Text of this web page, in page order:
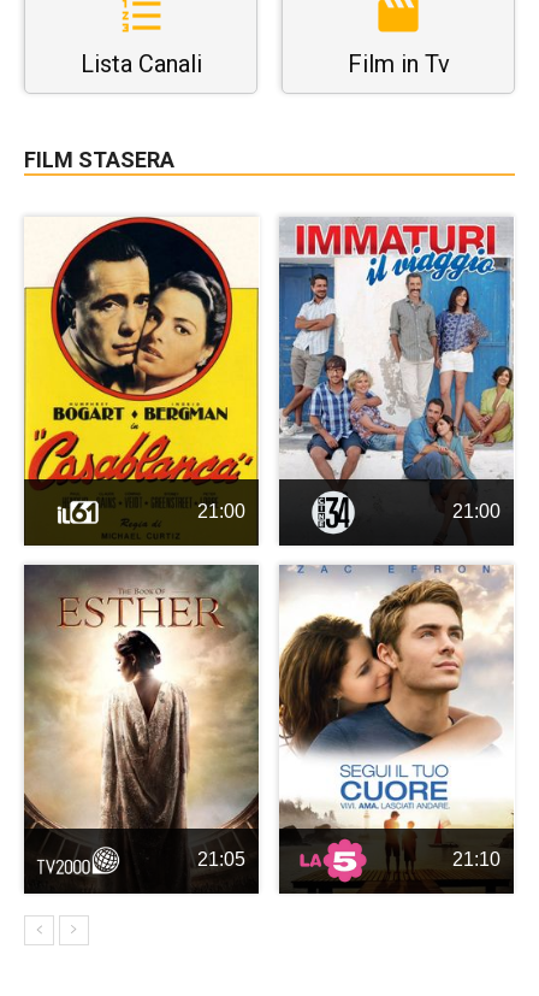
Lista Canali Film in Tv
FILM STASERA
21:00 21:00
21:05 21:10